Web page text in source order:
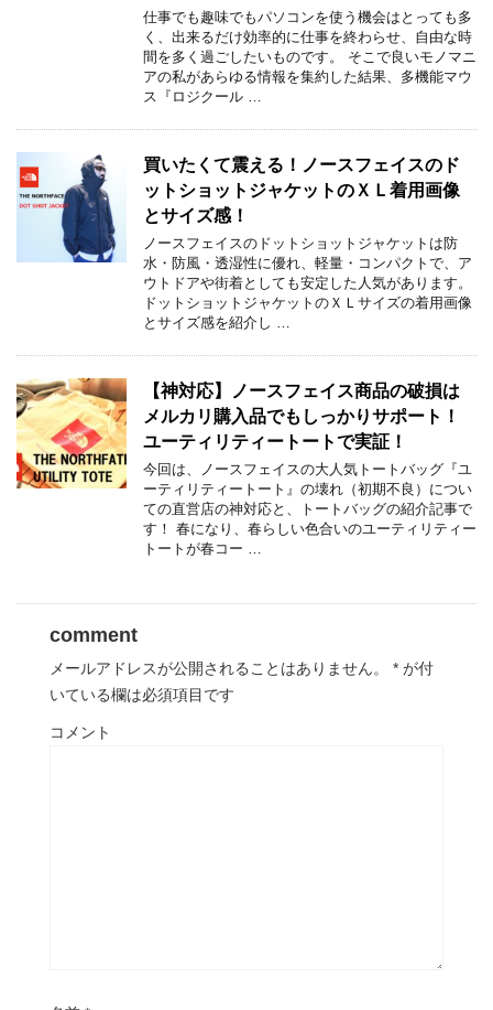
仕事でも趣味でもパソコンを使う機会はとっても多
く、出来るだけ効率的に仕事を終わらせ、自由な時
間を多く過ごしたいものです。 そこで良いモノマニ
アの私があらゆる情報を集約した結果、多機能マウ
ス『ロジクール …
買いたくて震える！ノースフェイスのド
ットショットジャケットのＸＬ着用画像
とサイズ感！
ノースフェイスのドットショットジャケットは防
水・防風・透湿性に優れ、軽量・コンパクトで、ア
ウトドアや街着としても安定した人気があります。
ドットショットジャケットのＸＬサイズの着用画像
とサイズ感を紹介し …
【神対応】ノースフェイス商品の破損は
メルカリ購入品でもしっかりサポート！
ユーティリティートートで実証！
今回は、ノースフェイスの大人気トートバッグ『ユ
ーティリティートート』の壊れ（初期不良）につい
ての直営店の神対応と、トートバッグの紹介記事で
す！ 春になり、春らしい色合いのユーティリティー
トートが春コー …
comment
メールアドレスが公開されることはありません。 * が付
いている欄は必須項目です
コメント